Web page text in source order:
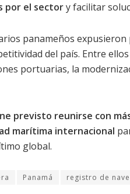
por el sectory facilitar
panameños
del país. Entre
portuarias, la
previsto reunirse con
marítima internacional
global.
Panamá registro de